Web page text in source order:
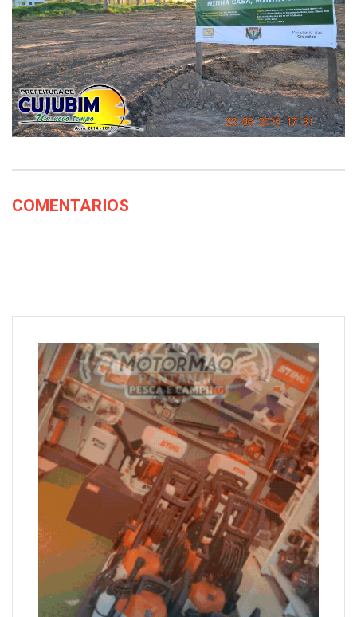
COMENTARIOS